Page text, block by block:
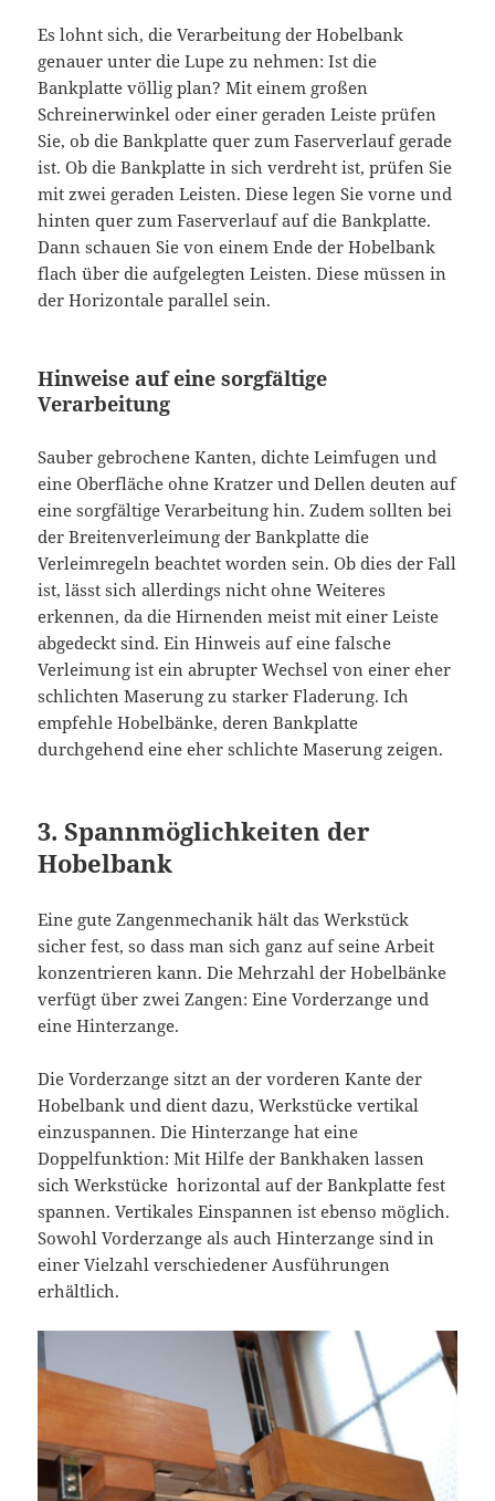
Es lohnt sich, die Verarbeitung der Hobelbank
genauer unter die Lupe zu nehmen: Ist die
Bankplatte völlig plan? Mit einem großen
Schreinerwinkel oder einer geraden Leiste prüfen
Sie, ob die Bankplatte quer zum Faserverlauf gerade
ist. Ob die Bankplatte in sich verdreht ist, prüfen Sie
mit zwei geraden Leisten. Diese legen Sie vorne und
hinten quer zum Faserverlauf auf die Bankplatte.
Dann schauen Sie von einem Ende der Hobelbank
flach über die aufgelegten Leisten. Diese müssen in
der Horizontale parallel sein.
Hinweise auf eine sorgfältige
Verarbeitung
Sauber gebrochene Kanten, dichte Leimfugen und
eine Oberfläche ohne Kratzer und Dellen deuten auf
eine sorgfältige Verarbeitung hin. Zudem sollten bei
der Breitenverleimung der Bankplatte die
Verleimregeln beachtet worden sein. Ob dies der Fall
ist, lässt sich allerdings nicht ohne Weiteres
erkennen, da die Hirnenden meist mit einer Leiste
abgedeckt sind. Ein Hinweis auf eine falsche
Verleimung ist ein abrupter Wechsel von einer eher
schlichten Maserung zu starker Fladerung. Ich
empfehle Hobelbänke, deren Bankplatte
durchgehend eine eher schlichte Maserung zeigen.
3. Spannmöglichkeiten der
Hobelbank
Eine gute Zangenmechanik hält das Werkstück
sicher fest, so dass man sich ganz auf seine Arbeit
konzentrieren kann. Die Mehrzahl der Hobelbänke
verfügt über zwei Zangen: Eine Vorderzange und
eine Hinterzange.
Die Vorderzange sitzt an der vorderen Kante der
Hobelbank und dient dazu, Werkstücke vertikal
einzuspannen. Die Hinterzange hat eine
Doppelfunktion: Mit Hilfe der Bankhaken lassen
sich Werkstücke horizontal auf der Bankplatte fest
spannen. Vertikales Einspannen ist ebenso möglich.
Sowohl Vorderzange als auch Hinterzange sind in
einer Vielzahl verschiedener Ausführungen
erhältlich.